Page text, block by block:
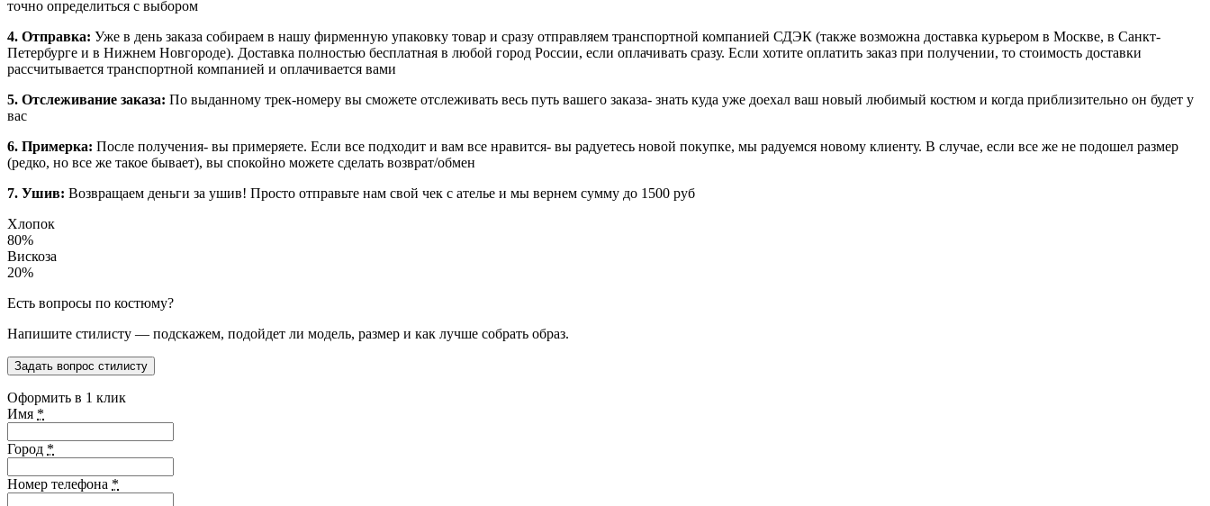
точно определиться с выбором
4. Отправка: Уже в день заказа собираем в нашу фирменную упаковку товар и сразу отправляем транспортной компанией СДЭК (также возможна доставка курьером в Москве, в Санкт-
Петербурге и в Нижнем Новгороде). Доставка полностью бесплатная в любой город России, если оплачивать сразу. Если хотите оплатить заказ при получении, то стоимость доставки
рассчитывается транспортной компанией и оплачивается вами
5. Отслеживание заказа: По выданному трек-номеру вы сможете отслеживать весь путь вашего заказа- знать куда уже доехал ваш новый любимый костюм и когда приблизительно он будет у
вас
6. Примерка: После получения- вы примеряете. Если все подходит и вам все нравится- вы радуетесь новой покупке, мы радуемся новому клиенту. В случае, если все же не подошел размер
(редко, но все же такое бывает), вы спокойно можете сделать возврат/обмен
7. Ушив: Возвращаем деньги за ушив! Просто отправьте нам свой чек с ателье и мы вернем сумму до 1500 руб
Хлопок
80%
Вискоза
20%
Есть вопросы по костюму?
Напишите стилисту — подскажем, подойдет ли модель, размер и как лучше собрать образ.
Задать вопрос стилисту
Оформить в 1 клик
Имя *
Город *
Номер телефона *